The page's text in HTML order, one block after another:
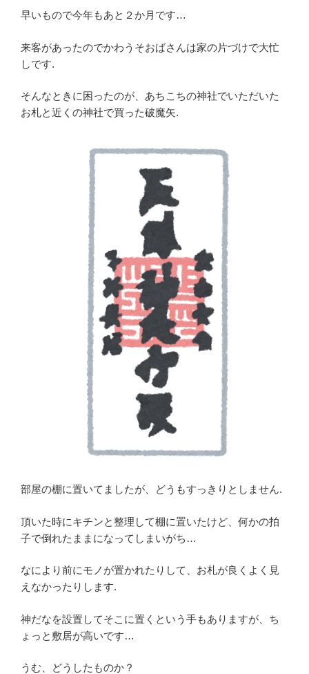
e
b
o
k
er
早いもので今年もあと２か月です…
来客があったのでかわうそおばさんは家の片づけで大忙
しです.
そんなときに困ったのが、あちこちの神社でいただいた
お札と近くの神社で買った破魔矢.
部屋の棚に置いてましたが、どうもすっきりとしません.
頂いた時にキチンと整理して棚に置いたけど、何かの拍
子で倒れたままになってしまいがち…
なにより前にモノが置かれたりして、お札が良くよく見
えなかったりします.
神だなを設置してそこに置くという手もありますが、ち
ょっと敷居が高いです…
うむ、どうしたものか？